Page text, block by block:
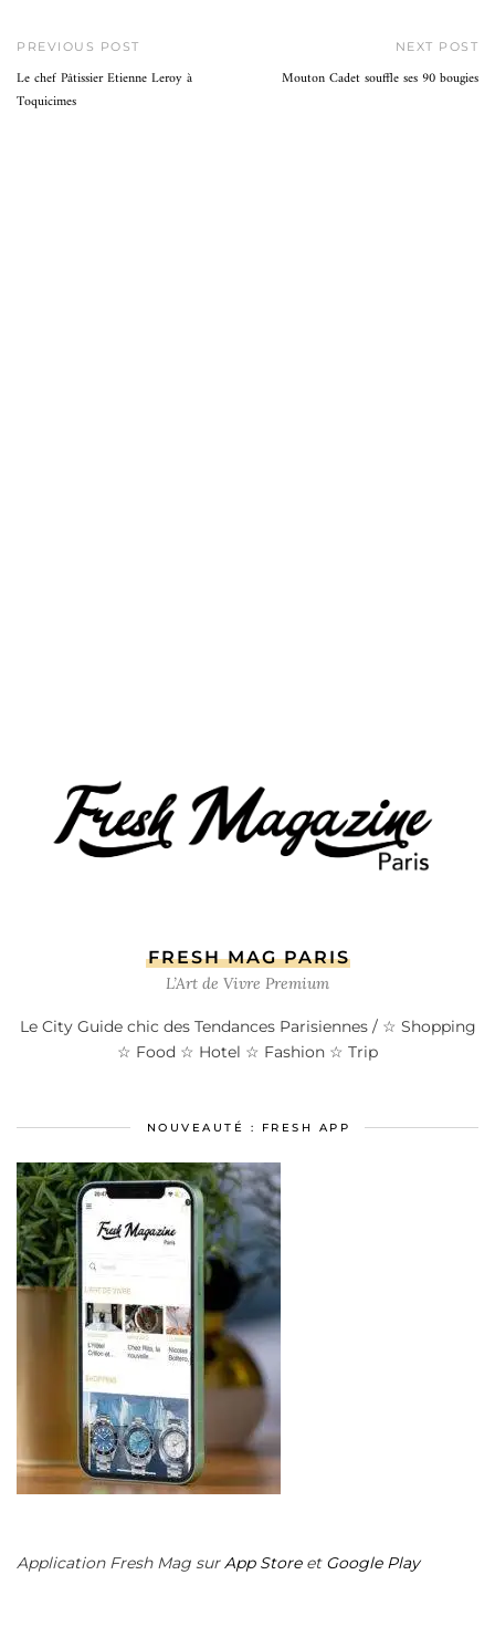
PREVIOUS POST
Le chef Pâtissier Etienne Leroy à
Toquicimes
NEXT POST
Mouton Cadet souffle ses 90 bougies
FRESH MAG PARIS
L’Art de Vivre Premium
Le City Guide chic des Tendances Parisiennes / ☆ Shopping
☆ Food ☆ Hotel ☆ Fashion ☆ Trip
NOUVEAUTÉ : FRESH APP
Application Fresh Mag surApp Storeet Google Play